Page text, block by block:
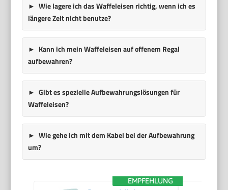
Wie lagere ich das Waffeleisen richtig, wenn ich es
längere Zeit nicht benutze?
Kann ich mein Waffeleisen auf offenem Regal
aufbewahren?
Gibt es spezielle Aufbewahrungslösungen für
Waffeleisen?
Wie gehe ich mit dem Kabel bei der Aufbewahrung
um?
EMPFEHLUNG